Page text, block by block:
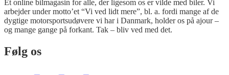
Et online bilmagasin for alle, der ligesom os er vilde med biler. Vi
arbejder under motto’et “Vi ved lidt mere”, bl. a. fordi mange af de
dygtige motorsportsudøvere vi har i Danmark, holder os på ajour –
og mange gange på forkant. Tak – bliv ved med det.
Følg os